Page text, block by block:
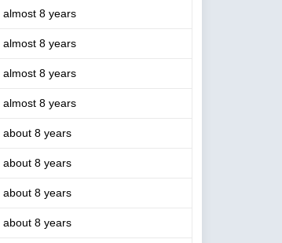
almost 8 years
almost 8 years
almost 8 years
almost 8 years
about 8 years
about 8 years
about 8 years
about 8 years